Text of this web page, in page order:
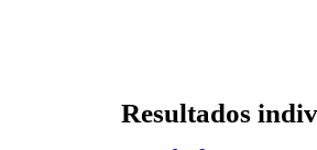
Resultados